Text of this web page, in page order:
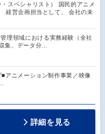
スペシャリスト） 国民的アニメ
経営企画担当として、 会社の未
管理領域における実務経験（全社
集、データ分…
アニメーション制作事業／映像
詳細を見る